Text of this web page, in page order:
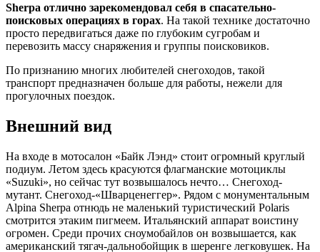
Sherpa отлично зарекомендовал себя в спасательно-
поисковых операциях в горах. На такой технике достаточно
просто передвигаться даже по глубоким сугробам и
перевозить массу снаряжения и группы поисковиков.
По признанию многих любителей снегоходов, такой
транспорт предназначен больше для работы, нежели для
прогулочных поездок.
Внешний вид
На входе в мотосалон «Байк Лэнд» стоит огромный круглый
подиум. Летом здесь красуются флагманские мотоциклы
«Suzuki», но сейчас тут возвышалось нечто… Снегоход-
мутант. Снегоход-«Шварценеггер». Рядом с монументальным
Alpina Sherpa отнюдь не маленький туристический Polaris
смотрится этаким пигмеем. Итальянский аппарат воистину
огромен. Среди прочих сноумобайлов он возвышается, как
американский тягач-дальнобойщик в шеренге легковушек. На